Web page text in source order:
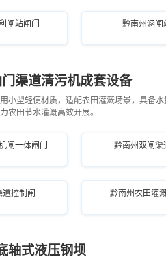
闸站闸门 黔南州涵闸
渠道清污机成套设备
小型轻便材质，适配农田灌溉场景，具备
农田节水灌溉高效开展。
闸一体闸门 黔南州双闸渠
控制闸 黔南州农田灌
轴式液压钢坝